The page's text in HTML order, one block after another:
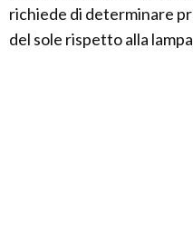
richiede di determinare
del sole rispetto alla